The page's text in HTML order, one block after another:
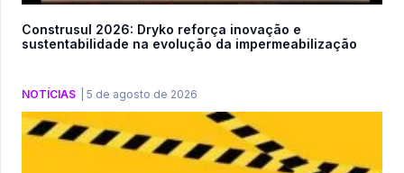
Construsul 2026: Dryko reforça inovação e
sustentabilidade na evolução da impermeabilização
NOTÍCIAS 5 de agosto de 2026